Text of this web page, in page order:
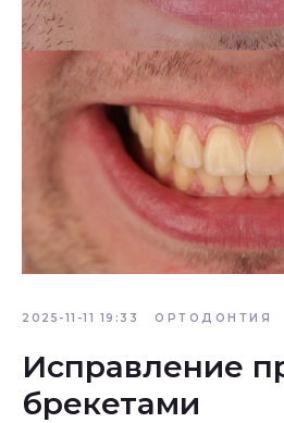
2025-11-11 19:33 ОРТОДОНТИЯ
Исправление
брекетами